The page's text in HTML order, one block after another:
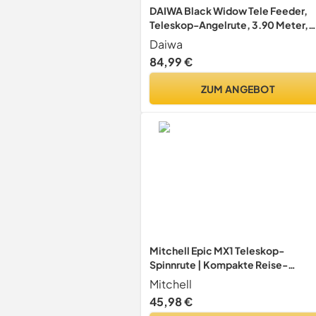
DAIWA Black Widow Tele Feeder,
Teleskop-Angelrute, 3.90 Meter,
120 Gramm, 11574-395
Daiwa
84,99 €
ZUM ANGEBOT
Mitchell Epic MX1 Teleskop-
Spinnrute | Kompakte Reise-
Angelrute für Süß- und Salzwasser |
Leichter Carbon-Rohling | Ideal für
Bass, Forelle & Barsch | Eva-Griff |
Mitchell
45,98 €